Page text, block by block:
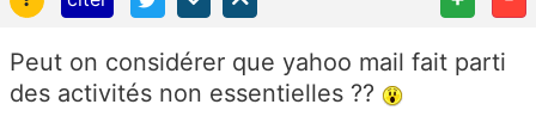
Peut on considérer que yahoo mail fait parti
des activités non essentielles ??